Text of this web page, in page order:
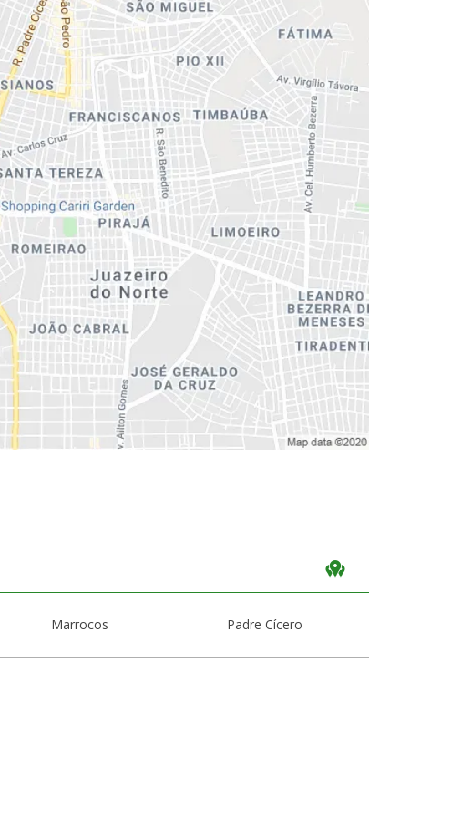
Marrocos Padre Cícero